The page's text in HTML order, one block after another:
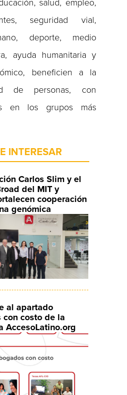
salud, empleo,
seguridad vial,
deporte, medio
ayuda humanitaria y
beneficien a la
de personas, con
en los grupos más
INTERESAR
Carlos Slim y el
del MIT y
cooperación
genómica
al apartado
con costo de la
AccesoLatino.org